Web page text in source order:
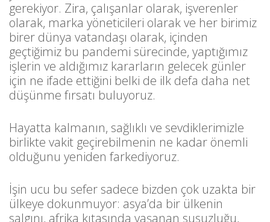
gerekiyor. Zira, çalışanlar olarak, işverenler
olarak, marka yöneticileri olarak ve her birimiz
birer dünya vatandaşı olarak, içinden
geçtiğimiz bu pandemi sürecinde, yaptığımız
işlerin ve aldığımız kararların gelecek günler
için ne ifade ettiğini belki de ilk defa daha net
düşünme fırsatı buluyoruz.
Hayatta kalmanın, sağlıklı ve sevdiklerimizle
birlikte vakit geçirebilmenin ne kadar önemli
olduğunu yeniden farkediyoruz.
İşin ucu bu sefer sadece bizden çok uzakta bir
ülkeye dokunmuyor: asya’da bir ülkenin
salgını, afrika kıtasında yaşanan susuzluğu,